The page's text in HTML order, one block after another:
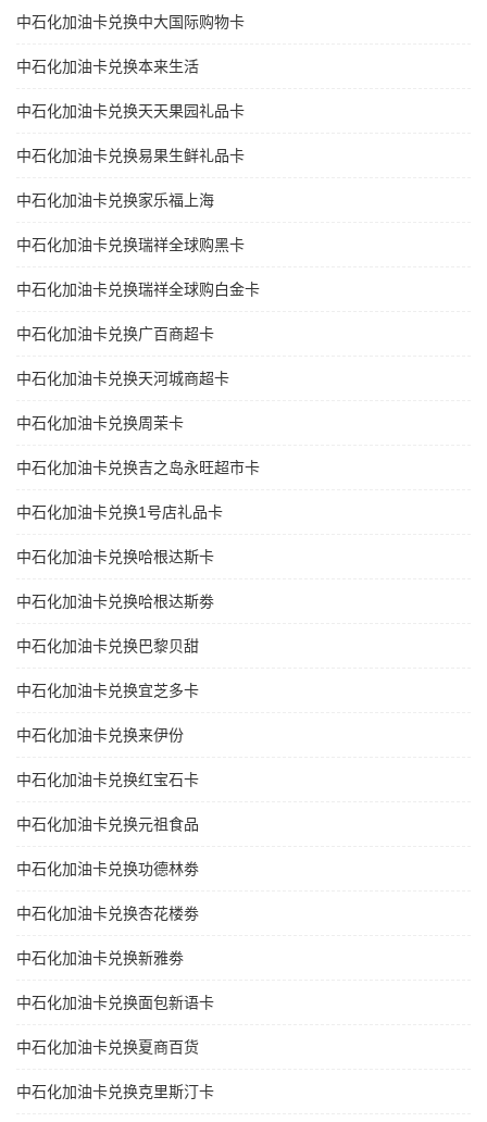
中石化加油卡兑换中大国际购物卡
中石化加油卡兑换本来生活
中石化加油卡兑换天天果园礼品卡
中石化加油卡兑换易果生鲜礼品卡
中石化加油卡兑换家乐福上海
中石化加油卡兑换瑞祥全球购黑卡
中石化加油卡兑换瑞祥全球购白金卡
中石化加油卡兑换广百商超卡
中石化加油卡兑换天河城商超卡
中石化加油卡兑换周茉卡
中石化加油卡兑换吉之岛永旺超市卡
中石化加油卡兑换1号店礼品卡
中石化加油卡兑换哈根达斯卡
中石化加油卡兑换哈根达斯劵
中石化加油卡兑换巴黎贝甜
中石化加油卡兑换宜芝多卡
中石化加油卡兑换来伊份
中石化加油卡兑换红宝石卡
中石化加油卡兑换元祖食品
中石化加油卡兑换功德林劵
中石化加油卡兑换杏花楼劵
中石化加油卡兑换新雅劵
中石化加油卡兑换面包新语卡
中石化加油卡兑换夏商百货
中石化加油卡兑换克里斯汀卡